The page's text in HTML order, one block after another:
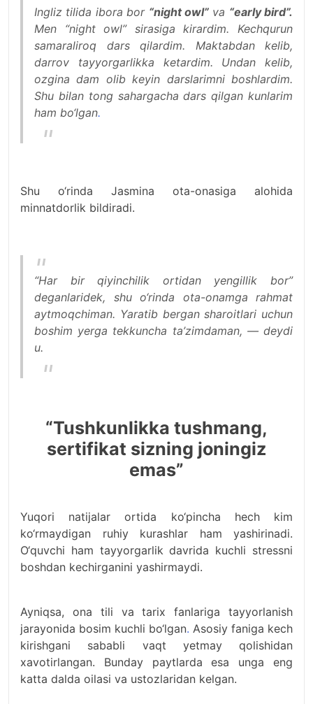
Ingliz tilida ibora bor “night owl”va “early bird”.
Men “night owl” sirasiga kirardim. Kechqurun
samaraliroq dars qilardim. Maktabdan kelib,
darrov tayyorgarlikka ketardim. Undan kelib,
ozgina dam olib keyin darslarimni boshlardim.
Shu bilan tong sahargacha dars qilgan kunlarim
ham bo‘lgan.
Shu o‘rinda Jasmina ota-onasiga alohida
minnatdorlik bildiradi.
“Har bir qiyinchilik ortidan yengillik bor”
deganlaridek, shu o‘rinda ota-onamga rahmat
aytmoqchiman. Yaratib bergan sharoitlari uchun
boshim yerga tekkuncha ta’zimdaman, — deydi
u.
“Tushkunlikka tushmang,
sertifikat sizning joningiz
emas”
Yuqori natijalar ortida ko‘pincha hech kim
ko‘rmaydigan ruhiy kurashlar ham yashirinadi.
O‘quvchi ham tayyorgarlik davrida kuchli stressni
boshdan kechirganini yashirmaydi.
Ayniqsa, ona tili va tarix fanlariga tayyorlanish
jarayonida bosim kuchli bo‘lgan. Asosiy faniga kech
kirishgani sababli vaqt yetmay qolishidan
xavotirlangan. Bunday paytlarda esa unga eng
katta dalda oilasi va ustozlaridan kelgan.